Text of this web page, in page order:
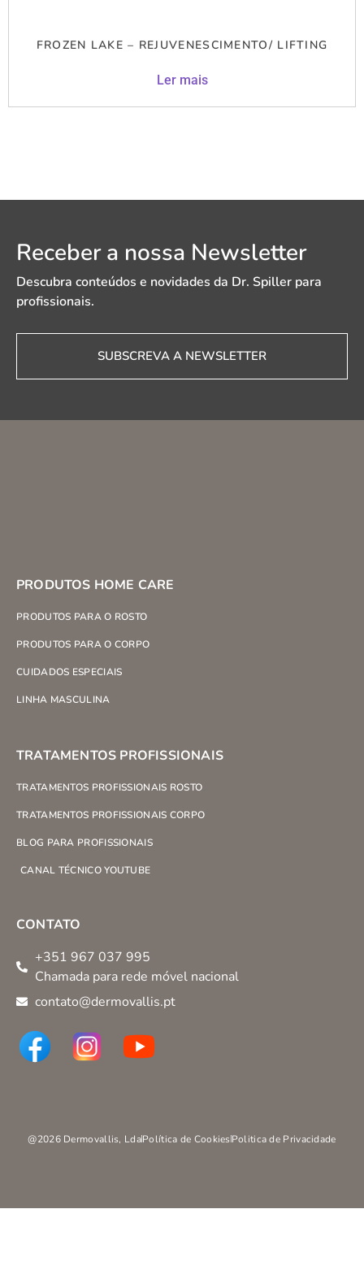
FROZEN LAKE – REJUVENESCIMENTO/ LIFTING
Ler mais
Receber a nossa Newsletter
Descubra conteúdos e novidades da Dr. Spiller para
profissionais.
SUBSCREVA A NEWSLETTER
PRODUTOS HOME CARE
PRODUTOS PARA O ROSTO
PRODUTOS PARA O CORPO
CUIDADOS ESPECIAIS
LINHA MASCULINA
TRATAMENTOS PROFISSIONAIS
TRATAMENTOS PROFISSIONAIS ROSTO
TRATAMENTOS PROFISSIONAIS CORPO
BLOG PARA PROFISSIONAIS
CANAL TÉCNICO YOUTUBE
CONTATO
+351 967 037 995
Chamada para rede móvel nacional
contato@dermovallis.pt
@2026 Dermovallis, LdaPolítica de CookiesPolitica de Privacidade